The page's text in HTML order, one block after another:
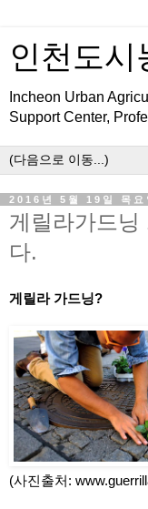
인천도시
Incheon Urban
Support Center,
2016년 5월 19일 목요
게릴라가드
다.
게릴라 가드닝?
(사진출처: